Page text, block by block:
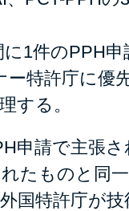
に1件のPPH
ー特許庁に優
する。
申請で主張
たものと同
国特許庁が